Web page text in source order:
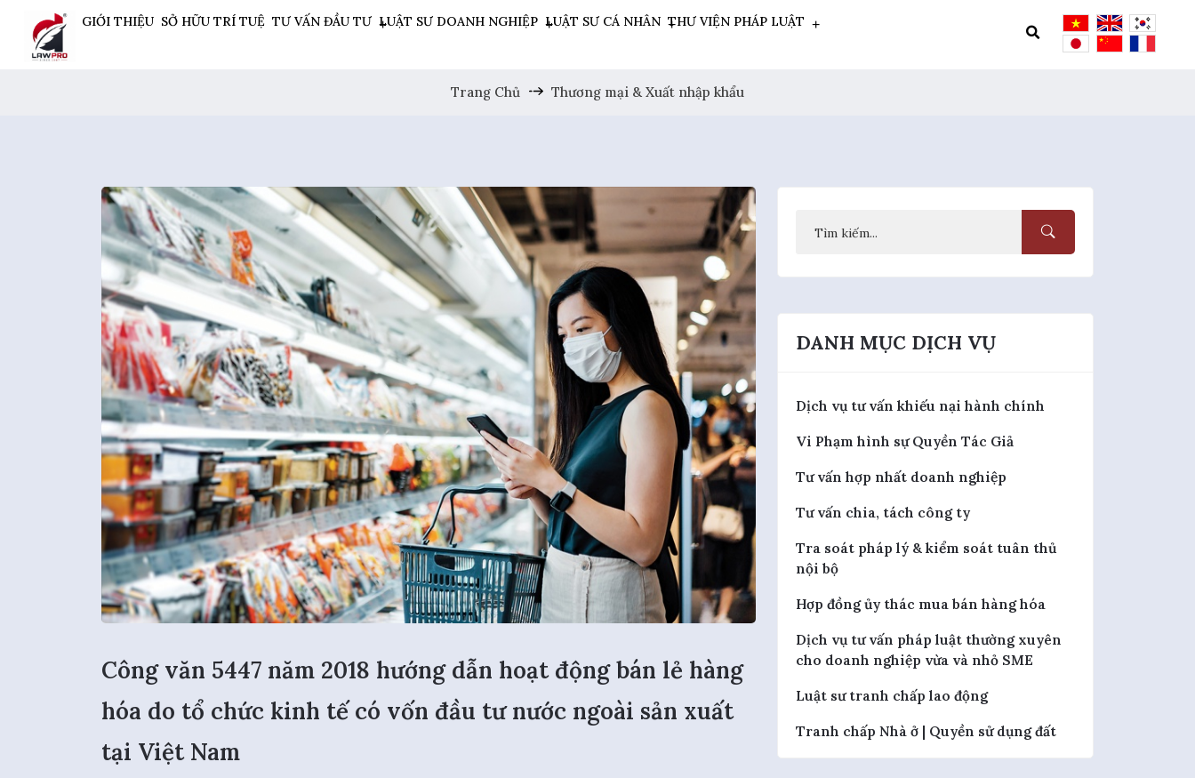
GIỚI THIỆU SỞ HỮU TRÍ TUỆ TƯ VẤN ĐẦU TƯ LUẬT SƯ DOANH NGHIỆP LUẬT SƯ CÁ NHÂN THƯ VIỆN PHÁP LUẬT
Trang Chủ Thương mại & Xuất nhập khẩu
Công văn 5447 năm 2018 hướng dẫn hoạt động bán lẻ hàng
hóa do tổ chức kinh tế có vốn đầu tư nước ngoài sản xuất
tại Việt Nam
DANH MỤC DỊCH VỤ
Dịch vụ tư vấn khiếu nại hành chính
Vi Phạm hình sự Quyền Tác Giả
Tư vấn hợp nhất doanh nghiệp
Tư vấn chia, tách công ty
Tra soát pháp lý & kiểm soát tuân thủ
nội bộ
Hợp đồng ủy thác mua bán hàng hóa
Dịch vụ tư vấn pháp luật thường xuyên
cho doanh nghiệp vừa và nhỏ SME
Luật sư tranh chấp lao động
Tranh chấp Nhà ở | Quyền sử dụng đất